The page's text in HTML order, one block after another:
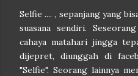
Selfie .... , sepanjang yang
suasana sendiri.
cahaya matahari jingga
dijepret, diunggah di
"Selfie". Seorang lainnya